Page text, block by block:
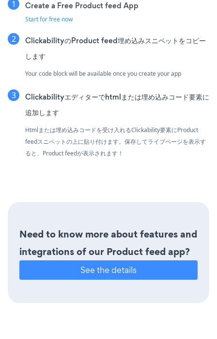
Create a Free Product feed App
Start for free now
ClickabilityのProduct feed埋め込みスニペットをコピー
します
Your code block will be available once you create your app
Clickabilityエディターでhtmlまたは埋め込みコード要素に
追加します
Htmlまたは埋め込みコードを受け入れるClickability要素にProduct
feedスニペットの上に貼り付けます。保存してライブページを表示す
ると、Product feedが表示されます！
Need to know more about features and
integrations of our Product feed app?
See the details